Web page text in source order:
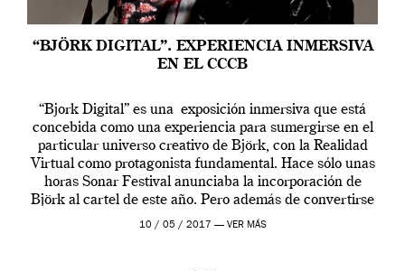
“BJÖRK DIGITAL”. EXPERIENCIA INMERSIVA
EN EL CCCB
“Bjork Digital” es una exposición inmersiva que está
concebida como una experiencia para sumergirse en el
particular universo creativo de Björk, con la Realidad
Virtual como protagonista fundamental. Hace sólo unas
horas Sonar Festival anunciaba la incorporación de
Björk al cartel de este año. Pero además de convertirse
en una de las actuaciones más relevantes […]
10 / 05 / 2017 — VER MÁS